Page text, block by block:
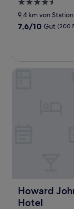
4.5-
Sterne-
Unterkunft
9,4 km von
7.6
Bewertungen)
7,6/10 Gut (200
Howard
Hotel
Howard